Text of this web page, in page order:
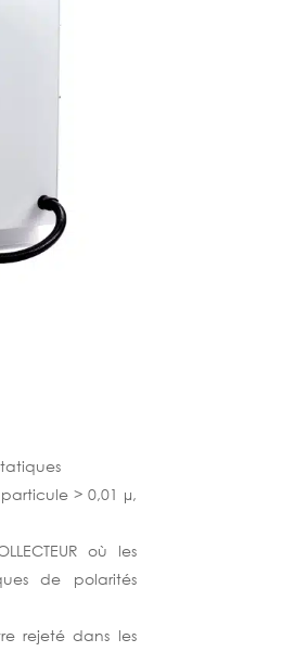
> 0,01 µ,
où les
de polarités
rejeté dans les